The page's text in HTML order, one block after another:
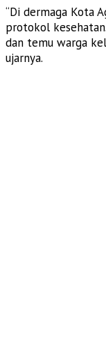
“Di dermaga Kota
protokol
dan temu warga
ujarnya.